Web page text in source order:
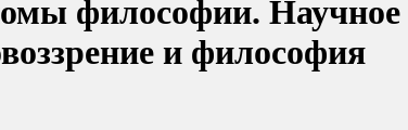
философии. Научное
и философия